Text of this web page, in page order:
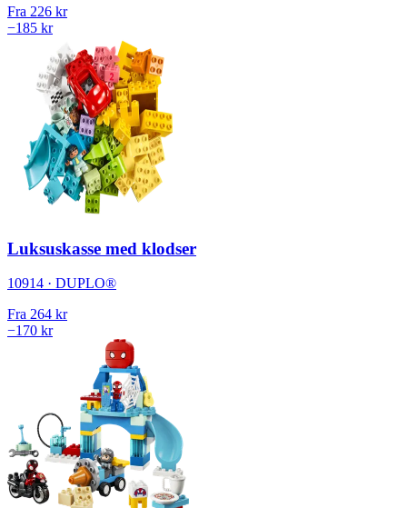
Fra 226 kr
−185 kr
Luksuskasse med klodser
10914 · DUPLO®
Fra 264 kr
−170 kr